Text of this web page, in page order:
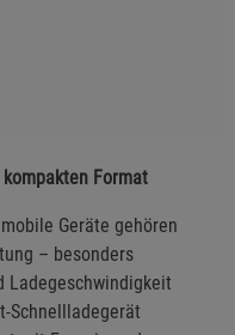
Format
Geräte gehören
– besonders
Ladegeschwindigkeit
Schnellladegerät